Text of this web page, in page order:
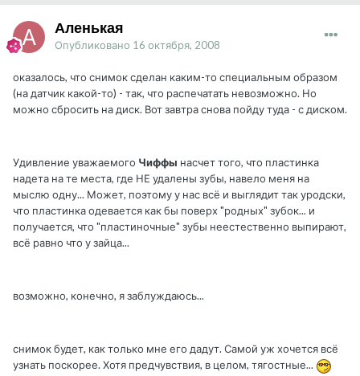
Аленькая
Опубликовано 16 октября, 2008
оказалось, что снимок сделан каким-то специальным образом
(на датчик какой-то) - так, что распечатать невозможно. Но
можно сбросить на диск. Вот завтра снова пойду туда - с диском.
Удивление уважаемого Чиффы насчет того, что пластинка
надета на те места, где НЕ удалены зубы, навело меня на
мыслю одну... Может, поэтому у нас всё и выглядит так уродски,
что пластинка одевается как бы поверх "родных" зубок... и
получается, что "пластиночные" зубы неестественно выпирают,
всё равно что у зайца...
возможно, конечно, я заблуждаюсь...
снимок будет, как только мне его дадут. Самой уж хочется всё
узнать поскорее. Хотя предчувствия, в целом, тягостные...